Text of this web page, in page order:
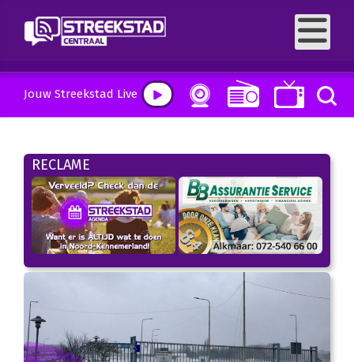
Jouw Streekstad Live
RECLAME